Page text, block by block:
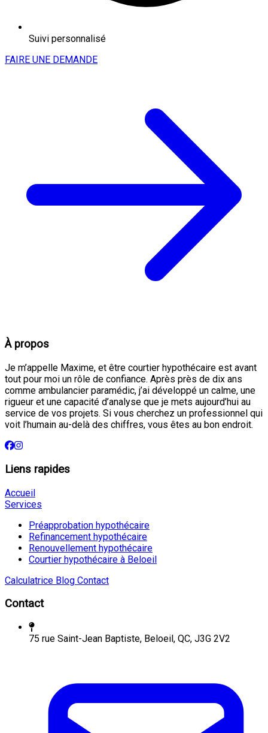
Suivi personnalisé
FAIRE UNE DEMANDE
À propos
Je m’appelle Maxime, et être courtier hypothécaire est avant
tout pour moi un rôle de confiance. Après près de dix ans
comme ambulancier paramédic, j’ai développé un calme, une
rigueur et une capacité d’analyse que je mets aujourd’hui au
service de vos projets. Si vous cherchez un professionnel qui
voit l’humain au-delà des chiffres, vous êtes au bon endroit.
Liens rapides
Accueil
Services
Préapprobation hypothécaire
Refinancement hypothécaire
Renouvellement hypothécaire
Courtier hypothécaire à Beloeil
Calculatrice Blog Contact
Contact
75 rue Saint-Jean Baptiste, Beloeil, QC, J3G 2V2